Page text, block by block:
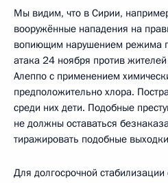
Мы видим, что в Сирии,
вооружённые нападения на
вопиющим нарушением режима
атака 24 ноября против
Алеппо с применением
предположительно хлора.
среди них дети. Подобные
не должны оставаться
тиражировать подобные
Для долгосрочной